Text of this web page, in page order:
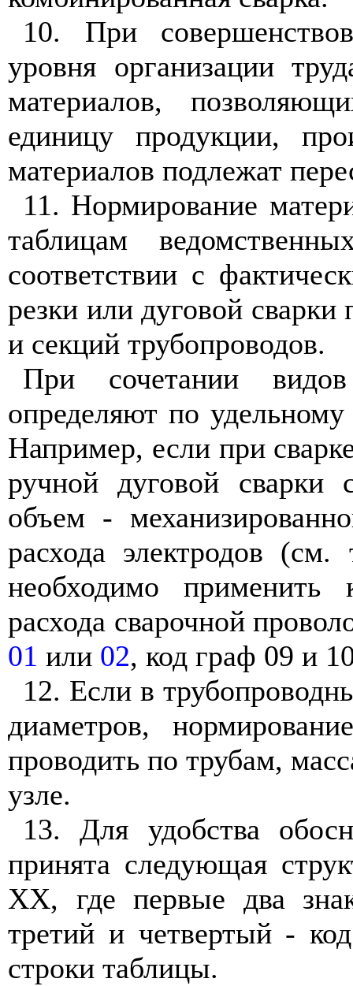
10. При
уровня организации
материалов,
единицу продукции,
материалов подлежат
11. Нормирование
таблицам
соответствии с
резки или дуговой сварки
и секций трубопроводов.
При сочетании
определяют по
Например, если при
ручной дуговой сварки
объем -
расхода электродов
необходимо
расхода сварочной
01 или 02, код граф 09 и
12. Если в
диаметров,
проводить по трубам,
узле.
13. Для удобства
принята следующая
XX, где первые два
третий и четвертый -
строки таблицы.